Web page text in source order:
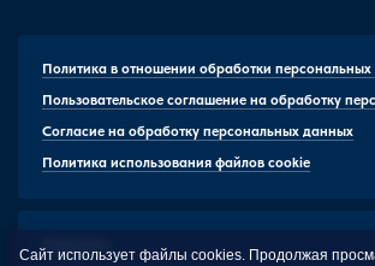
Политика в отношении обработки
Пользовательское соглашение на обработку
Согласие на обработку персональных данных
Политика использования файлов cookie
Реквизиты
Сайт использует файлы cookies. Продолжая